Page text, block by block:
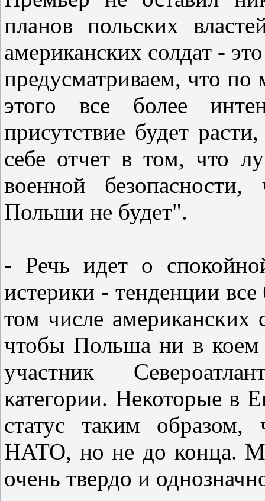
планов польских
американских солдат -
предусматриваем, что
этого все более
присутствие будет
себе отчет в том, что
военной
Польши не будет".
- Речь идет о
истерики - тенденции
том числе американских
чтобы Польша ни в коем
участник
категории. Некоторые в
статус таким
НАТО, но не до конца.
очень твердо и